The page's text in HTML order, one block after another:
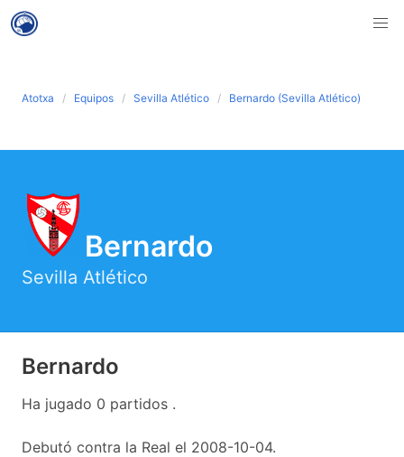
Atotxa Equipos Sevilla Atlético Bernardo (Sevilla Atlético)
Bernardo
Sevilla Atlético
Bernardo
Ha jugado 0 partidos .
Debutó contra la Real el 2008-10-04.